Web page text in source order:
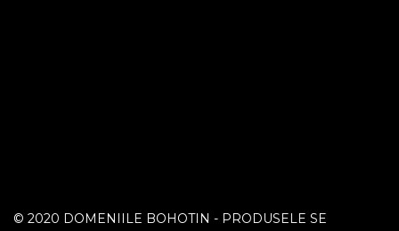
© 2020 DOMENIILE BOHOTIN - PRODUSELE SE